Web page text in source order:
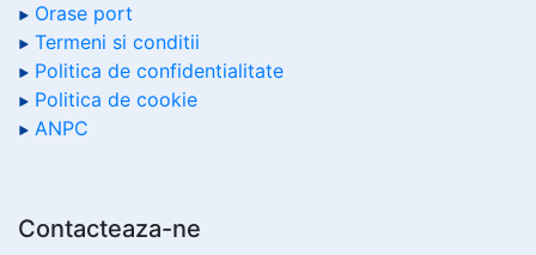
Orase port
Termeni si conditii
Politica de confidentialitate
Politica de cookie
ANPC
Contacteaza-ne